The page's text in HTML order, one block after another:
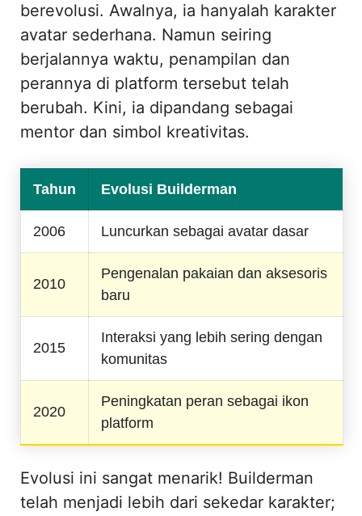
berevolusi. Awalnya, ia hanyalah karakter
avatar sederhana. Namun seiring
berjalannya waktu, penampilan dan
perannya di platform tersebut telah
berubah. Kini, ia dipandang sebagai
mentor dan simbol kreativitas.
Tahun Evolusi Builderman
2006 Luncurkan sebagai avatar dasar
2010
Pengenalan pakaian dan aksesoris
baru
2015
Interaksi yang lebih sering dengan
komunitas
2020
Peningkatan peran sebagai ikon
platform
Evolusi ini sangat menarik! Builderman
telah menjadi lebih dari sekedar karakter;